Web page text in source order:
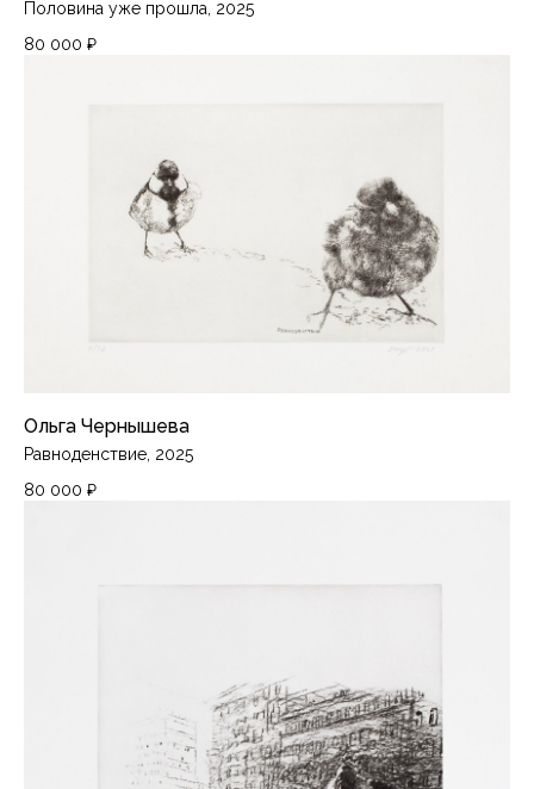
Половина уже прошла, 2025
80 000 ₽
Ольга Чернышева
Равноденствие, 2025
80 000 ₽